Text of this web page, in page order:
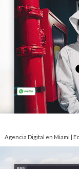
Agencia Digital en Miami |